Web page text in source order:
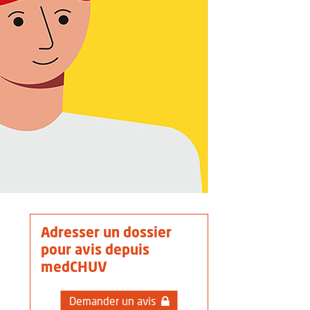
Adresser un dossier
pour avis depuis
medCHUV
Demander un avis